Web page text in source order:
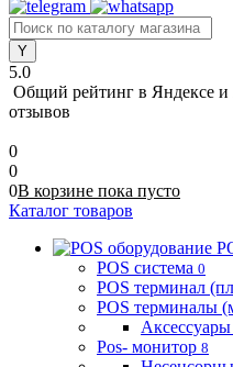
5.0
Общий рейтинг в Яндексе
отзывов
0
0
0В корзине пока пусто
Каталог товаров
POS система 0
POS терминал
POS терминалы
Pos- монитор 8